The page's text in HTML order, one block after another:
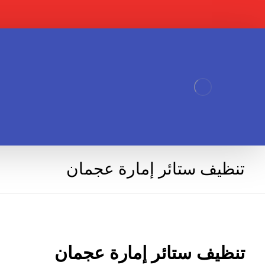
تنظيف ستائر إمارة عجمان
تنظيف ستائر إمارة عجمان